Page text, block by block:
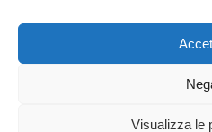
Visualizza le
Powerd by :